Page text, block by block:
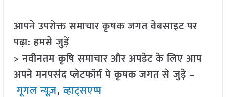
आपने उपरोक्त समाचार कृषक जगत वेबसाइट पर
पढ़ा: हमसे जुड़ें
> नवीनतम कृषि समाचार और अपडेट के लिए आप
अपने मनपसंद प्लेटफॉर्म पे कृषक जगत से जुड़े –
गूगल न्यूज़,व्हाट्सएप्प